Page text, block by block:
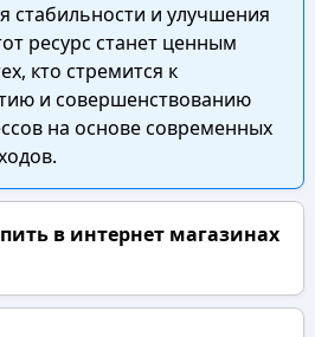
стабильности и улучшения
ресурс станет ценным
кто стремится к
и совершенствованию
на основе современных
в интернет магазинах